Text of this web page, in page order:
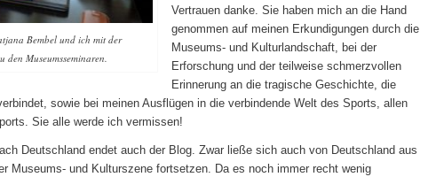
Bembel und ich mit der
den Museumsseminaren.
Vertrauen danke. Sie haben mich an die Hand
genommen auf meinen Erkundigungen durch die
Museums- und Kulturlandschaft, bei der
Erforschung und der teilweise schmerzvollen
Erinnerung an die tragische Geschichte, die
sowie bei meinen Ausflügen in die verbindende Welt des Sports, allen
Sie alle werde ich vermissen!
Deutschland endet auch der Blog. Zwar ließe sich auch von Deutschland aus
Museums- und Kulturszene fortsetzen. Da es noch immer recht wenig